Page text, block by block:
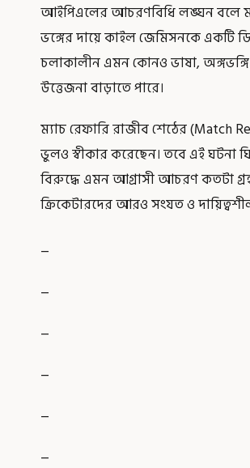
আইপিএলের আচরণবিধি লঙ্ঘন বলে
ভঙ্গের দায়ে কাইল জেমিসনকে একটি
চলাকালীন এমন কোনও ভাষা,
উত্তেজনা বাড়াতে পারে।
ম্যাচ রেফারি রাজীব শেঠের (Match
ভুলও স্বীকার করেছেন। তবে এই ঘটনা
বিরুদ্ধে এমন আগ্রাসী আচরণ কতটা
ক্রিকেটারদের আরও সংযত ও
_
_
_
_
_
_